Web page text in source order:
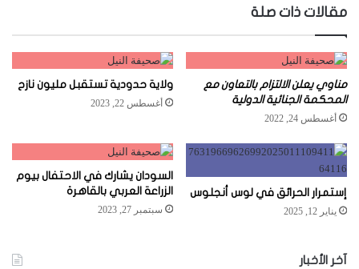
مقالات ذات صلة
مناوي يعلن الالتزام بالتعاون مع
المحكمة الجنائية الدولية
أغسطس 24, 2022
ولاية حدودية تستقبل مليون نازح
أغسطس 22, 2023
إستمرار الحرائق في لوس أنجلوس
يناير 12, 2025
السودان يشارك في الاحتفال بيوم
الزراعة العربي بالقاهرة
سبتمبر 27, 2023
آخر الأخبار